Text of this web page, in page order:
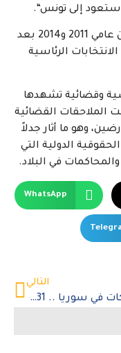
ستعود إلى تونس“.
وكان المرزوقي قد تولّى رئاسة تونس بين عامي 2011 و2014 بعد
الانتخابات الرئاسية
وقضائية تشهدها
الملاحقات القضائية
وهو ما أثار جدلاً
الدولية التي
في البلاد.
WhatsApp
التالي
الانتهاكات في سوريا .. 131 قتيلا خلال 2026